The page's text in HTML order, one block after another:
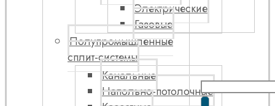
Электрические
Газовые
Полупромышленные
сплит-системы
Канальные
Напольно-потолочные